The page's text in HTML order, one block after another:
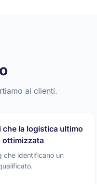
ai clienti.
che la logistica ultimo
ottimizzata
che identificano un